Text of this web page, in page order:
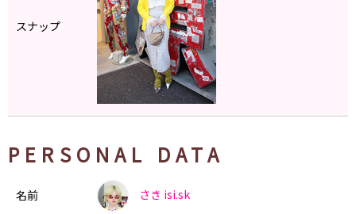
スナップ
PERSONAL DATA
名前 さき isi.sk